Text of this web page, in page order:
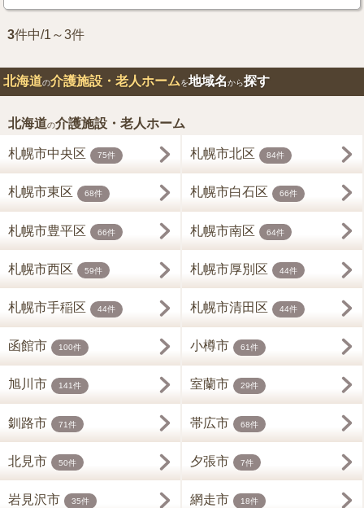
3件中/1～3件
北海道の介護施設・老人ホームを地域名から探す
北海道の介護施設・老人ホーム
札幌市中央区 75件 札幌市北区 84件
札幌市東区 68件 札幌市白石区 66件
札幌市豊平区 66件 札幌市南区 64件
札幌市西区 59件 札幌市厚別区 44件
札幌市手稲区 44件 札幌市清田区 44件
函館市 100件 小樽市 61件
旭川市 141件 室蘭市 29件
釧路市 71件 帯広市 68件
北見市 50件 夕張市 7件
岩見沢市 35件 網走市 18件